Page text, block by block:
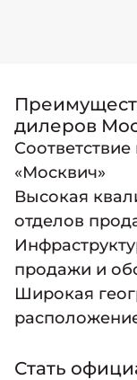
дилеров
«Москвич»
Высокая
отделов
продажи и
Широкая
Стать